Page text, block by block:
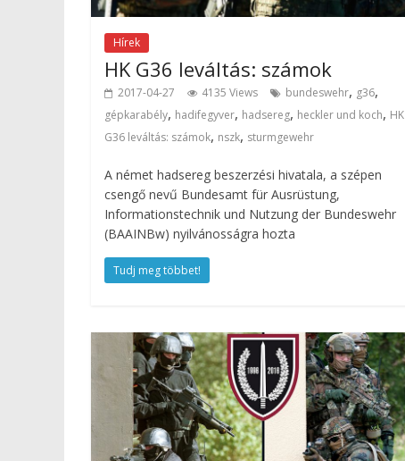
Hírek
HK G36 leváltás: számok
2017-04-27 4135 Views bundeswehr, g36,
gépkarabély, hadifegyver, hadsereg, heckler und koch, HK
G36 leváltás: számok, nszk, sturmgewehr
A német hadsereg beszerzési hivatala, a szépen
csengő nevű Bundesamt für Ausrüstung,
Informationstechnik und Nutzung der Bundeswehr
(BAAINBw) nyilvánosságra hozta
Tudj meg többet!